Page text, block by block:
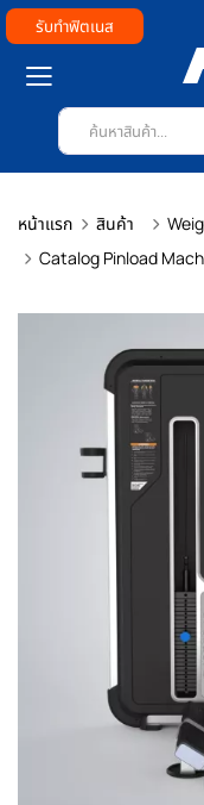
รับทำฟิตเนส
หน้าแรก สินค้า
Catalog Pinload